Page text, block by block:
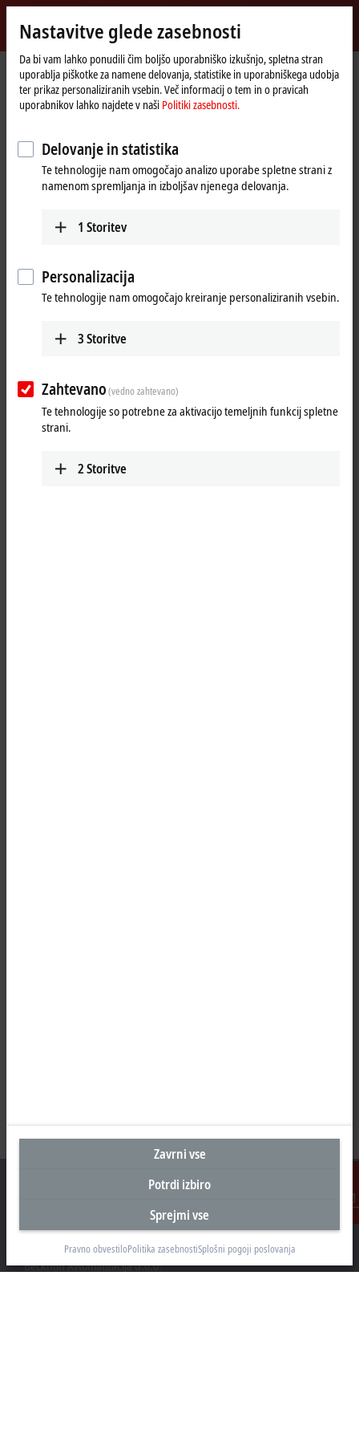
Beckhoff
-
New
Automation
Technology
myBeckhoff
Domača
stran
Products Motion
Translatory servomotors
AA3000 | Electric cylinder
Kontakt
AA3000 | Electric cylinder
AA3000
Flange code
Peak force
3125…6250 N AA3023
6250…12500 N
Sedež Slovenija
Beckhoff Avtomatizacija d.o.o.
Nastavitve glede zasebnosti
Da bi vam lahko ponudili čim boljšo uporabniško izkušnjo, spletna stran
uporablja piškotke za namene delovanja, statistike in uporabniškega udobja
ter prikaz personaliziranih vsebin. Več informacij o tem in o pravicah
uporabnikov lahko najdete v naši Politiki zasebnosti.
Delovanje in statistika
Te tehnologije nam omogočajo analizo uporabe spletne strani z
namenom spremljanja in izboljšav njenega delovanja.
1 Storitev
Personalizacija
Te tehnologije nam omogočajo kreiranje personaliziranih vsebin.
3Storitve
Zahtevano(vedno zahtevano)
Te tehnologije so potrebne za aktivacijo temeljnih funkcij spletne
strani.
2Storitve
Zavrni vse
Potrdi izbiro
Sprejmi vse
Pravno obvestiloPolitika zasebnostiSplošni pogoji poslovanja